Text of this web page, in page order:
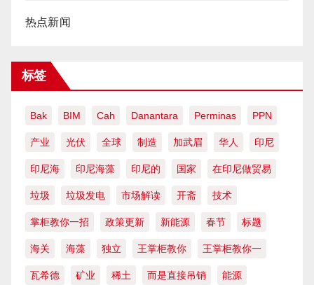
热点新闻
标签
Bak BIM Cah Danantara Perminas PPN
产业 光伏 全球 制造 加武眉 华人 印尼
印尼海 印尼海藻 印尼的 国家 在印尼做贸易
垃圾 垃圾发电 市场解读 开斋 技术
掌柜教你一招 政策更新 新能源 春节 标题
海关 海藻 独立 王掌柜教你 王掌柜教你一
瓦希德 矿业 稀土 而是直接吊销 能源